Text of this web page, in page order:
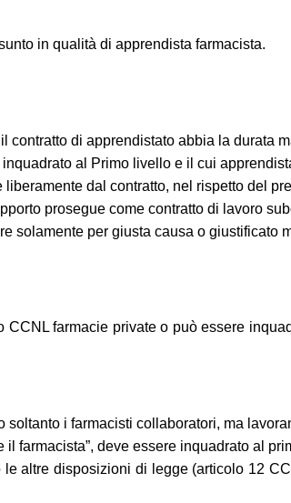
in qualità di apprendista farmacista.
contratto di apprendistato abbia la durata
al Primo livello e il cui
dal contratto, nel rispetto del
prosegue come contratto di lavoro
solamente per giusta causa o
farmacie private o può essere
i farmacisti collaboratori, ma
farmacista”, deve essere inquadrato al
altre disposizioni di legge (articolo 12